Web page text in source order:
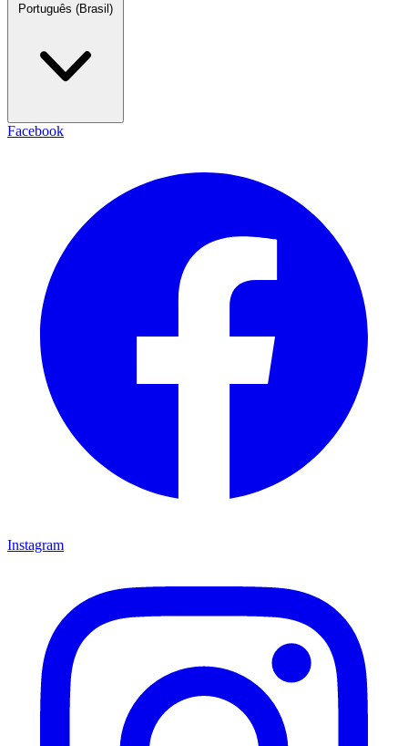
Português (Brasil)
Facebook
Instagram